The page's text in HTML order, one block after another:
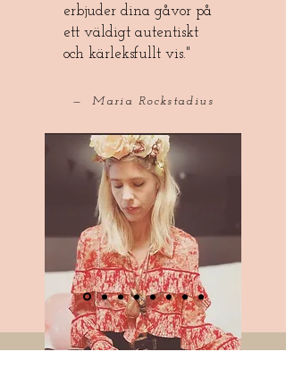
erbjuder dina gåvor på
ett väldigt autentiskt
och kärleksfullt vis."
— Maria Rockstadius